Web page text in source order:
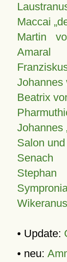
Maccai
Martin
Amaral
Johannes
Beatrix
Johannes
Salon
Senach
Stephan
Wikeranus
• Update:
• neu: